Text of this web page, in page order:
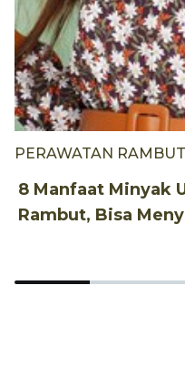
PERAWATAN RAMBUT
8 Manfaat Minyak
Rambut, Bisa